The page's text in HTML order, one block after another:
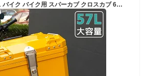
57L 大容量 リアボックス バイク バイク用 スパーカブ クロスカブ 6色 防水 耐衝撃 トップケース リアケース バイクキャリー 着脱可能 鍵付 汎用 ハンターカブ【取り寄せ】